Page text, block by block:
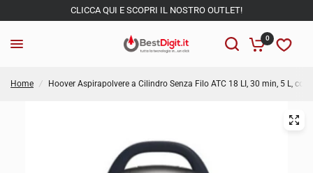
CLICCA QUI E SCOPRI IL NOSTRO OUTLET!
0
Home / Hoover Aspirapolvere a Cilindro Senza Filo ATC 18 LI, 30 min, 5 L, con